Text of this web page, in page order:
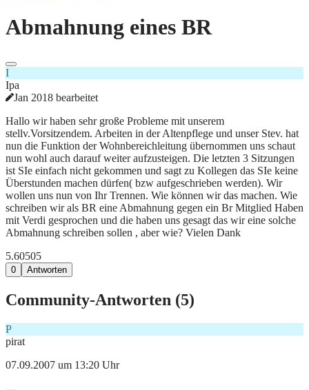
Abmahnung eines BR
I
Ipa
Jan 2018 bearbeitet
Hallo wir haben sehr große Probleme mit unserem
stellv.Vorsitzendem. Arbeiten in der Altenpflege und unser Stev. hat
nun die Funktion der Wohnbereichleitung übernommen uns schaut
nun wohl auch darauf weiter aufzusteigen. Die letzten 3 Sitzungen
ist SIe einfach nicht gekommen und sagt zu Kollegen das SIe keine
Überstunden machen dürfen( bzw aufgeschrieben werden). Wir
wollen uns nun von Ihr Trennen. Wie können wir das machen. Wie
schreiben wir als BR eine Abmahnung gegen ein Br Mitglied Haben
mit Verdi gesprochen und die haben uns gesagt das wir eine solche
Abmahnung schreiben sollen , aber wie? Vielen Dank
5.60505
0 Antworten
Community-Antworten (5)
P
pirat
07.09.2007 um 13:20 Uhr